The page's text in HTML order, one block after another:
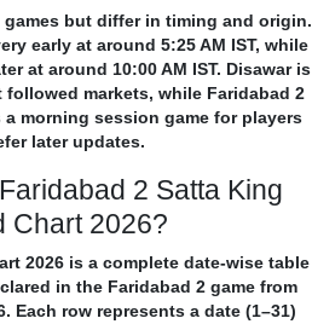
but differ in timing and origin.
early at around 5:25 AM IST, while
at around 10:00 AM IST. Disawar is
markets, while Faridabad 2
morning session game for players
later updates.
2 Satta King
Chart 2026?
2026 is a complete date-wise table
in the Faridabad 2 game from
Each row represents a date (1–31)